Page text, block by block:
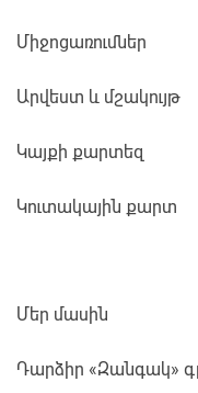
Միջոցառումներ
Արվեստ և մշակույթ
Կայքի քարտեզ
Կուտակային քարտ
Մեր մասին
Դարձիր «Զանգակ»